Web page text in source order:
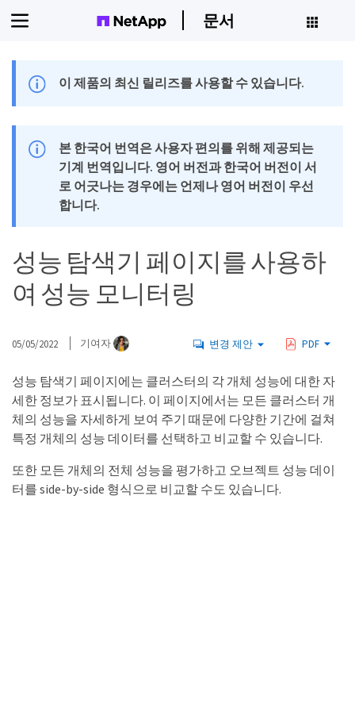
문서
이 제품의 최신 릴리즈를 사용할 수 있습니다.
본 한국어 번역은 사용자 편의를 위해 제공되는
기계 번역입니다. 영어 버전과 한국어 버전이 서
로 어긋나는 경우에는 언제나 영어 버전이 우선
합니다.
성능 탐색기 페이지를 사용하
여 성능 모니터링
05/05/2022 기여자 변경 제안 PDF
성능 탐색기 페이지에는 클러스터의 각 개체 성능에 대한 자
세한 정보가 표시됩니다. 이 페이지에서는 모든 클러스터 개
체의 성능을 자세하게 보여 주기 때문에 다양한 기간에 걸쳐
특정 개체의 성능 데이터를 선택하고 비교할 수 있습니다.
또한 모든 개체의 전체 성능을 평가하고 오브젝트 성능 데이
터를 side-by-side 형식으로 비교할 수도 있습니다.